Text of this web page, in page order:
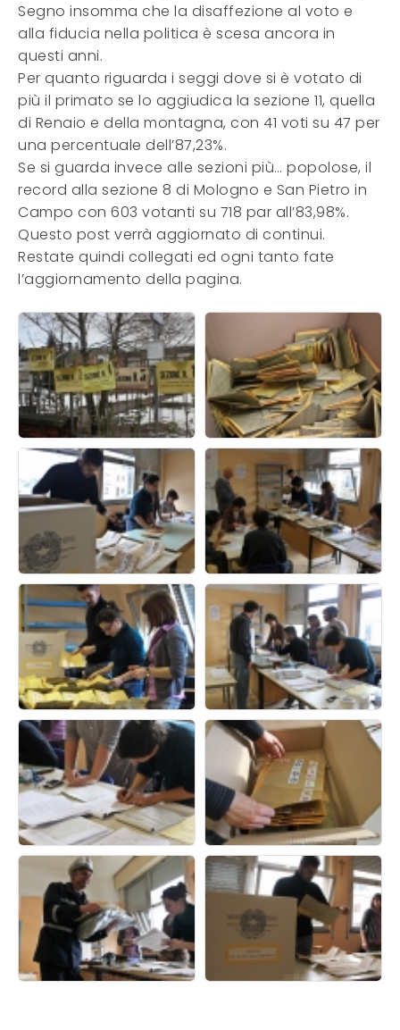
Segno insomma che la disaffezione al voto e
alla fiducia nella politica è scesa ancora in
questi anni.
Per quanto riguarda i seggi dove si è votato di
più il primato se lo aggiudica la sezione 11, quella
di Renaio e della montagna, con 41 voti su 47 per
una percentuale dell’87,23%.
Se si guarda invece alle sezioni più… popolose, il
record alla sezione 8 di Mologno e San Pietro in
Campo con 603 votanti su 718 par all’83,98%.
Questo post verrà aggiornato di continui.
Restate quindi collegati ed ogni tanto fate
l’aggiornamento della pagina.